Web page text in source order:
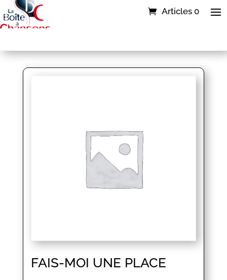
Articles 0
FAIS-MOI UNE PLACE